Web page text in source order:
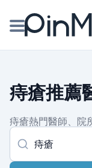
醫師專欄專訪
健康主題館
痔瘡推薦
痔瘡熱門醫師、院